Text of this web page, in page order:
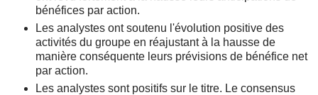
bénéfices par action.
Les analystes ont soutenu l'évolution positive des
activités du groupe en réajustant à la hausse de
manière conséquente leurs prévisions de bénéfice net
par action.
Les analystes sont positifs sur le titre. Le consensus